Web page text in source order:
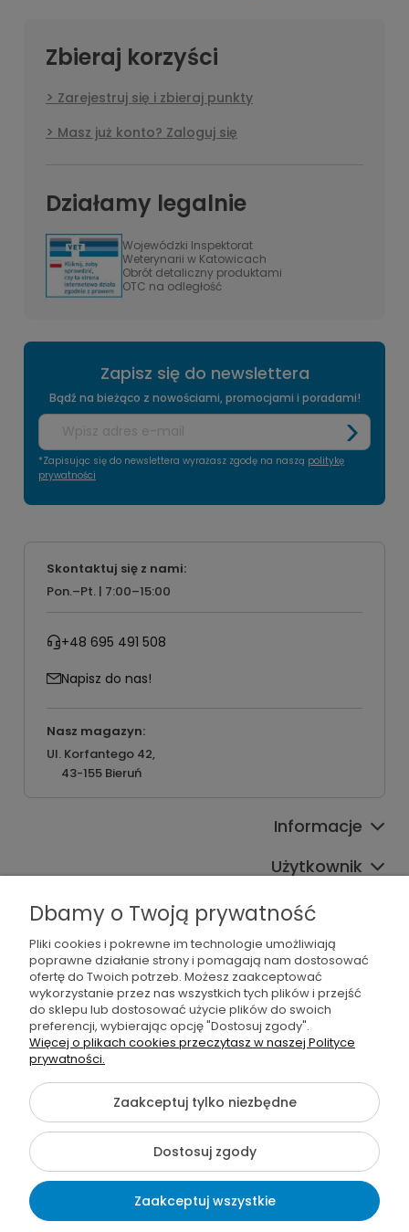
Zbieraj korzyści
Zarejestruj się i zbieraj punkty
Masz już konto? Zaloguj się
Działamy legalnie
Wojewódzki Inspektorat
Weterynarii w Katowicach
Obrót detaliczny produktami
OTC na odległość
Zapisz się do newslettera
Bądź na bieżąco z nowościami, promocjami i poradami!
*Zapisując się do newslettera wyrażasz zgodę na naszą politykę
prywatności
Skontaktuj się z nami:
Pon.–Pt. | 7:00–15:00
+48 695 491 508
Napisz do nas!
Nasz magazyn:
Ul. Korfantego 42,
43-155 Bieruń
Informacje
Użytkownik
Pomoc
Oferta
Sprawdź również
©2026 Wszelkie Prawa Zastrzeżone | Furgo.pl
Szablon Flex byEcommercy
Pokaż pełną wersję strony
Sklep internetowy Shoper Premium
Dbamy o Twoją prywatność
Pliki cookies i pokrewne im technologie umożliwiają
poprawne działanie strony i pomagają nam dostosować
ofertę do Twoich potrzeb. Możesz zaakceptować
wykorzystanie przez nas wszystkich tych plików i przejść
do sklepu lub dostosować użycie plików do swoich
preferencji, wybierając opcję "Dostosuj zgody".
Więcej o plikach cookies przeczytasz w naszej Polityce
prywatności.
Zaakceptuj tylko niezbędne
Dostosuj zgody
Zaakceptuj wszystkie